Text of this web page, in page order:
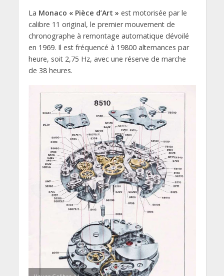
La Monaco « Pièce d’Art » est motorisée par le
calibre 11 original, le premier mouvement de
chronographe à remontage automatique dévoilé
en 1969. Il est fréquencé à 19800 alternances par
heure, soit 2,75 Hz, avec une réserve de marche
de 38 heures.